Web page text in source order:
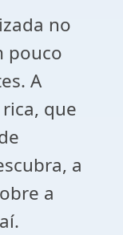
no
pouco
A
que
a
a